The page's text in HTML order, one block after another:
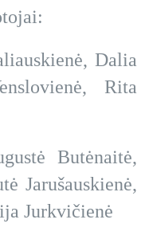
Dalia
Rita
Butėnaitė,
Jarušauskienė,
Jurkvičienė